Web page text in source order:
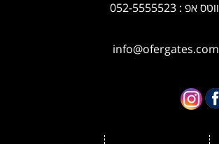
ווטס אפ : 052-5555523
info@ofergates.com